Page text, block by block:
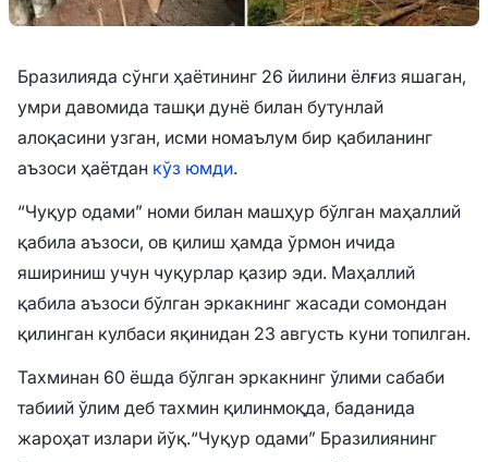
Бразилияда сўнги ҳаётининг 26 йилини ёлғиз яшаган,
умри давомида ташқи дунё билан бутунлай
алоқасини узган, исми номаълум бир қабиланинг
аъзоси ҳаётдан кўз юмди.
“Чуқур одами” номи билан машҳур бўлган маҳаллий
қабила аъзоси, ов қилиш ҳамда ўрмон ичида
яшириниш учун чуқурлар қазир эди. Маҳаллий
қабила аъзоси бўлган эркакнинг жасади сомондан
қилинган кулбаси яқинидан 23 августь куни топилган.
Тахминан 60 ёшда бўлган эркакнинг ўлими сабаби
табиий ўлим деб тахмин қилинмоқда, баданида
жароҳат излари йўқ.“Чуқур одами” Бразилиянинг